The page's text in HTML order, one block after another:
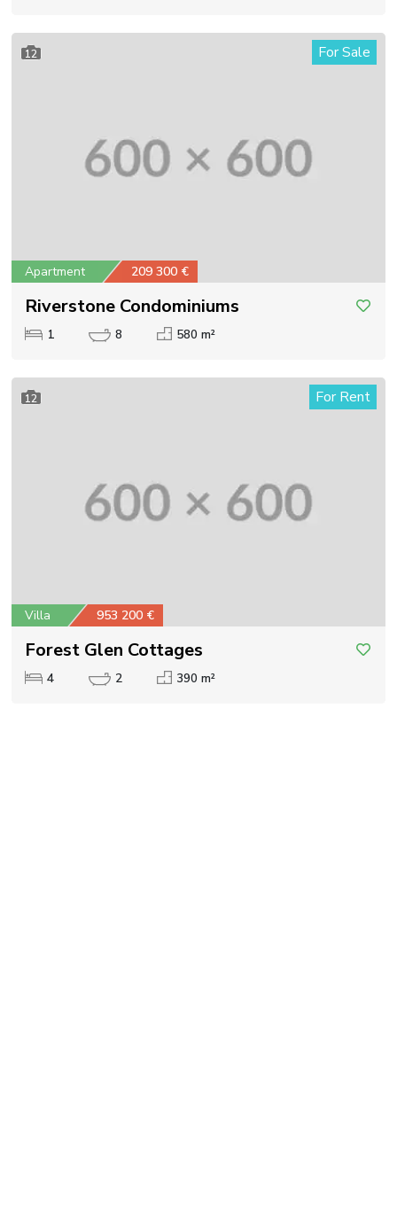
12 For Sale
Apartment 209 300 €
Riverstone Condominiums
1 8 580 m²
12 For Rent
Villa 953 200 €
Forest Glen Cottages
4 2 390 m²